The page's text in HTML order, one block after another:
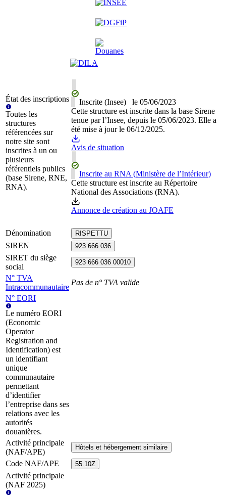
État des inscriptions
Toutes les
structures
référencées sur
notre site sont
inscrites à un ou
plusieurs
référentiels publics
(base Sirene, RNE,
RNA).
Inscrite (Insee) le 05/06/2023
Cette structure est inscrite dans la base Sirene
tenue par l’Insee, depuis le 05/06/2023. Elle a
été mise à jour le 06/12/2025.
Avis de situation
Inscrite au RNA (Ministère de l’Intérieur)
Cette structure est inscrite au Répertoire
National des Associations (RNA).
Annonce de création au JOAFE
Dénomination RISPETTU
SIREN 923 666 036
SIRET du siège
social
923 666 036 00010
N° TVA
Intracommunautaire
Pas de n° TVA valide
N° EORI
Le numéro EORI
(Economic
Operator
Registration and
Identification) est
un identifiant
unique
communautaire
permettant
d’identifier
l’entreprise dans ses
relations avec les
autorités
douanières.
Activité principale
(NAF/APE)
Hôtels et hébergement similaire
Code NAF/APE 55.10Z
Activité principale
(NAF 2025)